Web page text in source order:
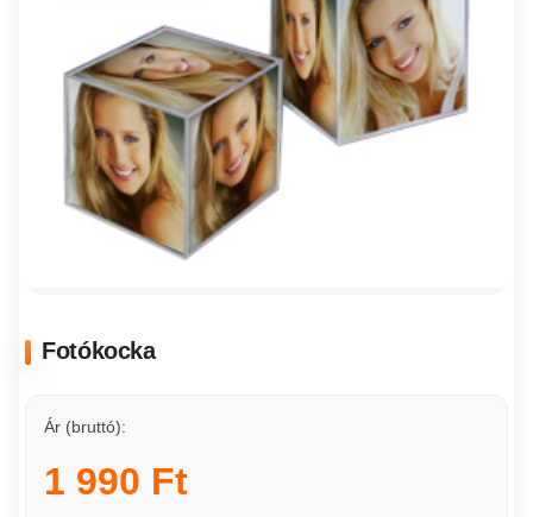
Fotókocka
Ár (bruttó):
1 990 Ft